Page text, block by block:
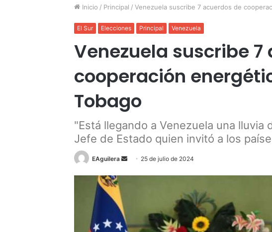
Inicio / Principal / Venezuela suscribe 7 acuerdos de
El Sur Elecciones Principal Venezuela
Venezuela suscribe 7
cooperación
Tobago
"Está llegando a Venezuela una
Jefe de Estado quien invitó a los
EAguilera
Send25 de julio de 2024